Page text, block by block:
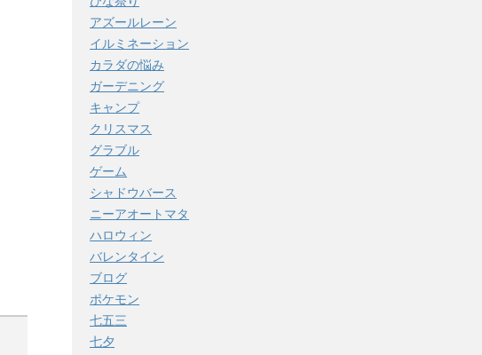
アズールレーン
イルミネーション
カラダの悩み
ガーデニング
キャンプ
クリスマス
グラブル
ゲーム
シャドウバース
ニーアオートマタ
ハロウィン
バレンタイン
ブログ
ポケモン
七五三
七夕